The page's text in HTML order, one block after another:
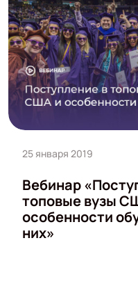
25 января 2019
Вебинар
топовые вузы
особенности
них»